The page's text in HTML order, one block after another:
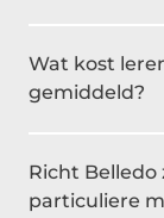
Wat kost
gemiddeld?
Richt Belledo
particuliere